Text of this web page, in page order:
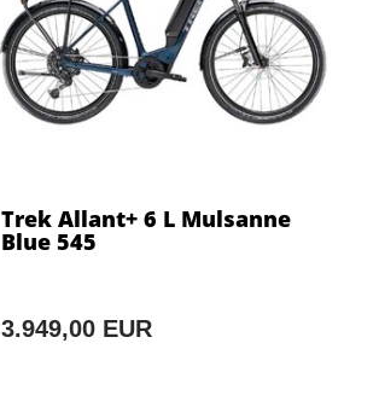
Trek Allant+ 6 L Mulsanne
Blue 545
3.949,00 EUR